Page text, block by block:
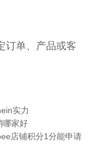
订单、产品或客
实力
哪家好
店铺积分1分能申请